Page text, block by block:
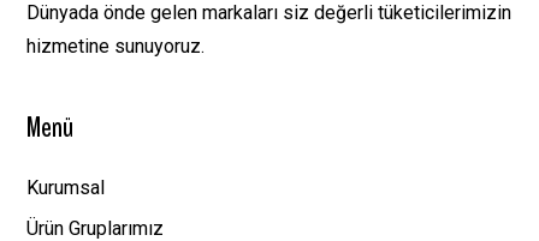
Dünyada önde gelen markaları siz değerli tüketicilerimizin
hizmetine sunuyoruz.
Menü
Kurumsal
Ürün Gruplarımız